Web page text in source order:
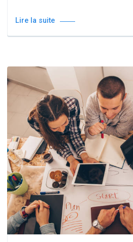
Lire la suite